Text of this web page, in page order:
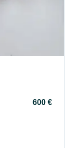
600 €